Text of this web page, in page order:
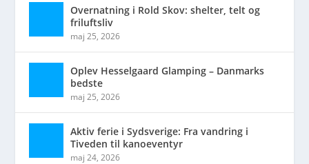
Overnatning i Rold Skov: shelter, telt og
friluftsliv
maj 25, 2026
Oplev Hesselgaard Glamping – Danmarks
bedste
maj 25, 2026
Aktiv ferie i Sydsverige: Fra vandring i
Tiveden til kanoeventyr
maj 24, 2026